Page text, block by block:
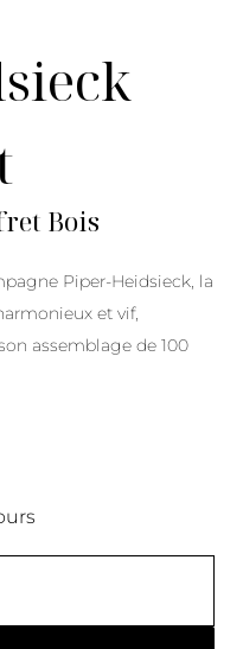
Bois
Piper-Heidsieck, la
et vif,
assemblage de 100